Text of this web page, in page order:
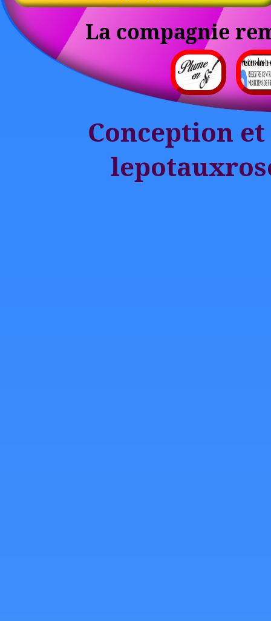
La compagnie
Conception